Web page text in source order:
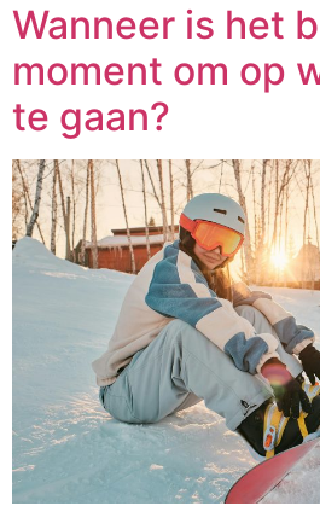
Wanneer is het
moment om op
te gaan?